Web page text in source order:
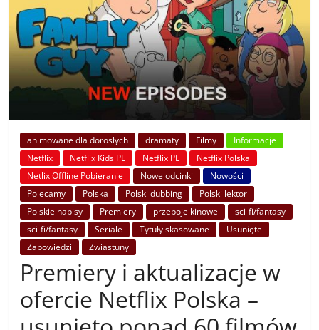
animowane dla dorosłych dramaty Filmy
Informacje
Netflix
Netflix Kids PL Netflix PL
Netflix Polska
Netlix Offline Pobieranie
Nowe odcinki
Nowości
Polecamy
Polska Polski dubbing
Polski lektor
Polskie napisy
Premiery przeboje kinowe
sci-fi/fantasy
sci-fi/fantasy
Seriale Tytuły skasowane
Usunięte
Zapowiedzi
Zwiastuny
Premiery i aktualizacje w
ofercie Netflix Polska –